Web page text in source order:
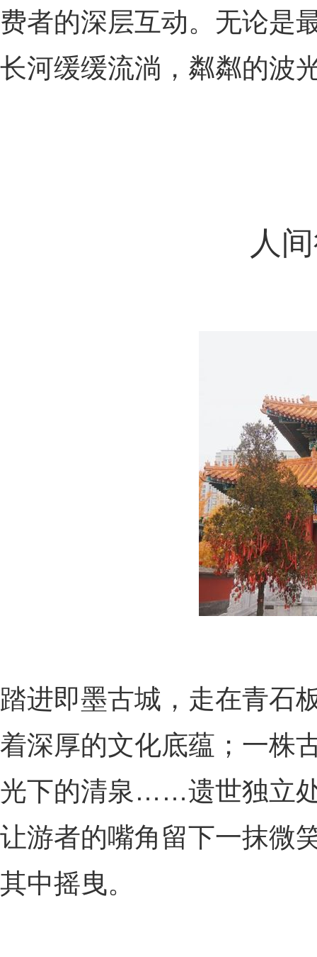
费者的深层互动。无论是
长河缓缓流淌，粼粼的波
人
踏进即墨古城，走在青石
着深厚的文化底蕴；一株
光下的清泉……遗世独立
让游者的嘴角留下一抹微
其中摇曳。